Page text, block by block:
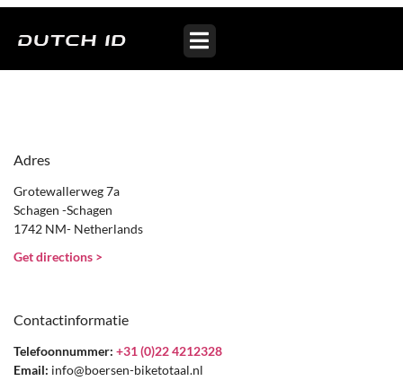
Bike Totaal Boersen
Adres
Grotewallerweg 7a
Schagen -Schagen
1742 NM- Netherlands
Get directions >
Contactinformatie
Telefoonnummer: +31 (0)22 4212328
Email: info@boersen-biketotaal.nl